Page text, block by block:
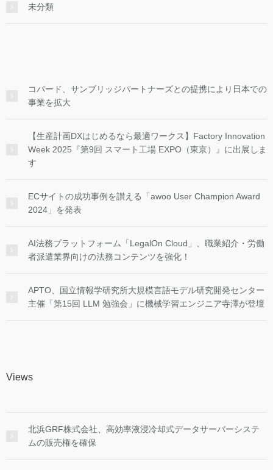
未分類
コパード、サンブリッジパートナーズとの提携により日本での
事業を拡大
【生産計画DXはじめるなら最適ワークス】Factory Innovation
Week 2025『第9回 スマート工場 EXPO（東京）』に出展しま
す
ECサイトの成功事例を讃える「awoo User Champion Award
2024」を発表
AI法務プラットフォーム「LegalOn Cloud」、職業紹介・労働
者派遣業界向けの法務コンテンツを強化！
APTO、国立情報学研究所大規模言語モデル研究開発センター
主催「第15回 LLM 勉強会」に機械学習エンジニア寺澤が登壇
Views
北浜GRF株式会社、高効率液浸冷却式データサーバーシステ
ムの販売権を確保